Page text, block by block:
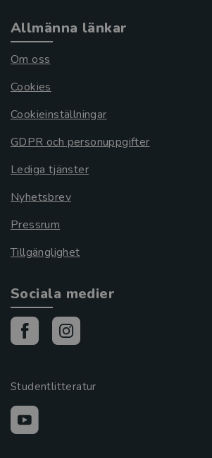
Allmänna länkar
Om oss
Cookies
Cookieinställningar
GDPR och personuppgifter
Lediga tjänster
Nyhetsbrev
Pressrum
Tillgänglighet
Sociala medier
Studentlitteratur